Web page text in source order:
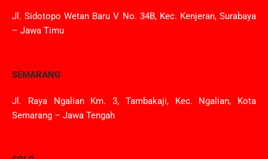
Jl. Sidotopo Wetan Baru V No. 34B, Kec. Kenjeran, Surabaya
– Jawa Timu
SEMARANG
Jl. Raya Ngalian Km. 3, Tambakaji, Kec. Ngalian, Kota
Semarang – Jawa Tengah